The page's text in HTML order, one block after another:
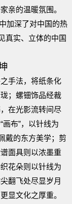
亲的温暖氛围。
加深了对中国的热
真实、立体的中国
手法，将纸条化
；螺钿饰品经裁
在光影流转间尽
布”，以针线为
戴的东方美学；剪
面具则以浓墨重
花朵则以针线为
翻飞处尽显岁月
显文化之厚重。